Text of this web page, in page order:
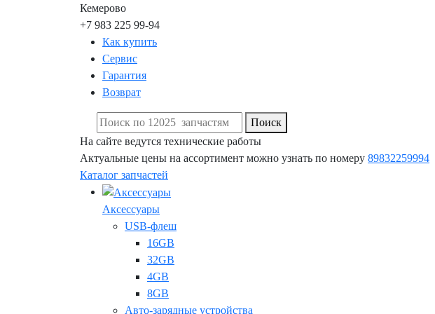
Кемерово
+7 983 225 99-94
Как купить
Сервис
Гарантия
Возврат
Поиск
На сайте ведутся технические работы
Актуальные цены на ассортимент можно узнать по номеру 89832259994
Каталог запчастей
Аксессуары
USB-флеш
16GB
32GB
4GB
8GB
Авто-зарядные устройства